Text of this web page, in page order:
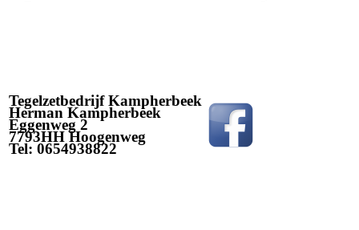
Tegelzetbedrijf Kampherbeek
Herman Kampherbeek
Eggenweg 2
7793HH Hoogenweg
Tel: 0654938822